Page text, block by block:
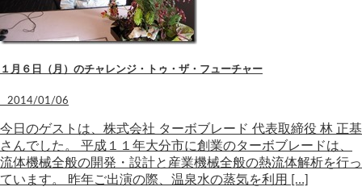
１月６日（月）のチャレンジ・トゥ・ザ・フューチャー
2014/01/06
今日のゲストは、株式会社 ターボブレード 代表取締役 林 正基
さんでした。 平成１１年大分市に創業のターボブレードは、
流体機械全般の開発・設計と産業機械全般の熱流体解析を行っ
ています。 昨年ご出演の際、温泉水の蒸気を利用 […]